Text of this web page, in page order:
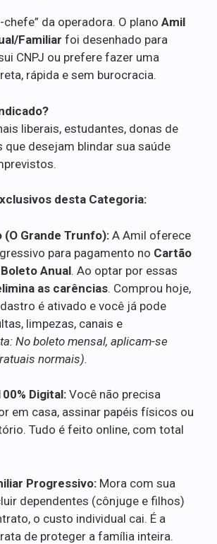
chefe” da operadora. O plano Amil
Familiar foi desenhado para
CNPJ ou prefere fazer uma
rápida e sem burocracia.
liberais, estudantes, donas de
que desejam blindar sua saúde
desta Categoria:
(O Grande Trunfo): A Amil oferece
para pagamento no Cartão
Boleto Anual. Ao optar por essas
as carências. Comprou hoje,
é ativado e você já pode
limpezas, canais e
No boleto mensal, aplicam-se
normais).
Digital: Você não precisa
em casa, assinar papéis físicos ou
Tudo é feito online, com total
Progressivo: Mora com sua
dependentes (cônjuge e filhos)
o custo individual cai. É a
de proteger a família inteira.